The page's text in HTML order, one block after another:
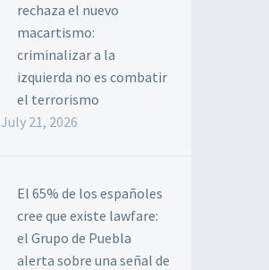
rechaza el nuevo
macartismo:
criminalizar a la
izquierda no es combatir
el terrorismo
July 21, 2026
El 65% de los españoles
cree que existe lawfare:
el Grupo de Puebla
alerta sobre una señal de